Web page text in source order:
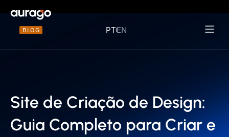
BLOG PTEN
Site de Criação de Design:
Guia Completo para Criar e